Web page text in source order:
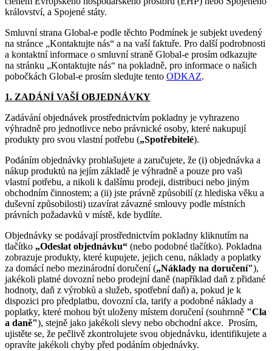
království, a Spojené státy.
Smluvní strana Global-e podle těchto Podmínek je subjekt uvedený
na stránce „Kontaktujte nás“ a na vaší faktuře. Pro další podrobnosti
a kontaktní informace o smluvní straně Global-e prosím odkazujte
na stránku „Kontaktujte nás“ na pokladně, pro informace o našich
pobočkách Global-e prosím sledujte tento ODKAZ.
1. ZADÁNÍ VAŠÍ OBJEDNÁVKY
Zadávání objednávek prostřednictvím pokladny je vyhrazeno
výhradně pro jednotlivce nebo právnické osoby, které nakupují
produkty pro svou vlastní potřebu („Spotřebitelé).
Podáním objednávky prohlašujete a zaručujete, že (i) objednávka a
nákup produktů na jejím základě je výhradně a pouze pro vaši
vlastní potřebu, a nikoli k dalšímu prodeji, distribuci nebo jiným
obchodním činnostem; a (ii) jste právně způsobilí (z hlediska věku a
duševní způsobilosti) uzavírat závazné smlouvy podle místních
právních požadavků v místě, kde bydlíte.
Objednávky se podávají prostřednictvím pokladny kliknutím na
tlačítko „Odeslat objednávku“ (nebo podobné tlačítko). Pokladna
zobrazuje produkty, které kupujete, jejich cenu, náklady a poplatky
za domácí nebo mezinárodní doručení („Náklady na doručení"),
jakékoli platné dovozní nebo prodejní daně (například daň z přidané
hodnoty, daň z výrobků a služeb, spotřební daň) a, pokud je k
dispozici pro předplatbu, dovozní cla, tarify a podobné náklady a
poplatky, které mohou být uloženy místem doručení (souhrnně "Cla
a daně"), stejně jako jakékoli slevy nebo obchodní akce. Prosím,
ujistěte se, že pečlivě zkontrolujete svou objednávku, identifikujete a
opravíte jakékoli chyby před podáním objednávky.